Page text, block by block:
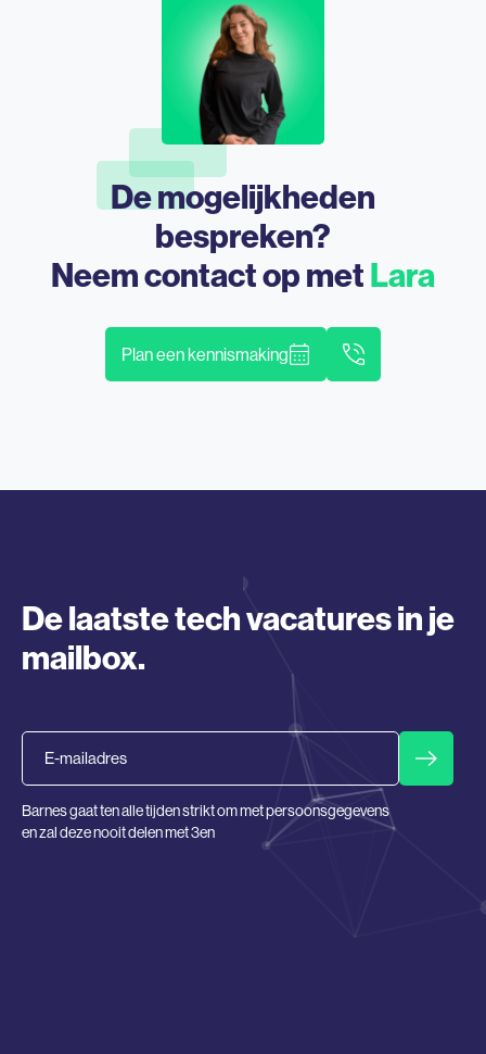
De mogelijkheden
bespreken?
Neem contact op metLara
Plan een kennismaking
De laatste tech vacatures in je
mailbox.
Barnes gaat ten alle tijden strikt om met persoonsgegevens
en zal deze nooit delen met 3en